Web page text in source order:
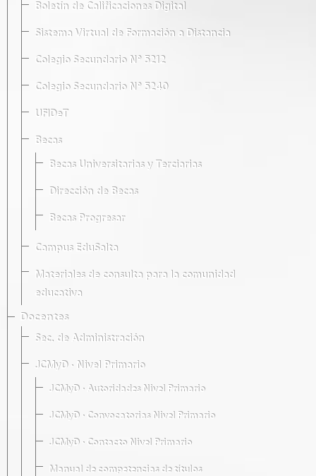
Boletín de Calificaciones Digital
Sistema Virtual de Formación a Distancia
Colegio Secundario Nº 5212
Colegio Secundario Nº 5240
UFIDeT
Becas
Becas Universitarias y Terciarias
Dirección de Becas
Becas Progresar
Campus EduSalta
Materiales de consulta para la comunidad
educativa
Docentes
Sec. de Administración
JCMyD · Nivel Primario
JCMyD · Autoridades Nivel Primario
JCMyD · Convocatorias Nivel Primario
JCMyD · Contacto Nivel Primario
Manual de competencias de títulos